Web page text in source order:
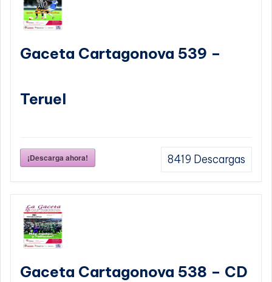
Gaceta Cartagonova 539 –
Teruel
¡Descarga ahora! 8419 Descargas
Gaceta Cartagonova 538 – CD